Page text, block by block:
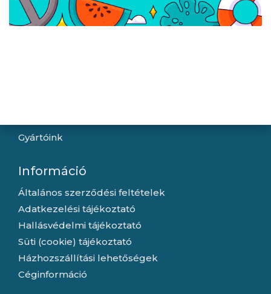
Gyártóink
Információ
Általános szerződési feltételek
Adatkezelési tájékoztató
Hallásvédelmi tájékoztató
Süti (cookie) tájékoztató
Házhozszállítási lehetőségek
Céginformáció